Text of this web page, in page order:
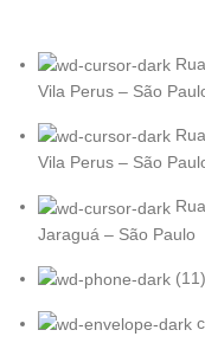
Vila Perus – São
Vila Perus – São
Jaraguá – São Paulo